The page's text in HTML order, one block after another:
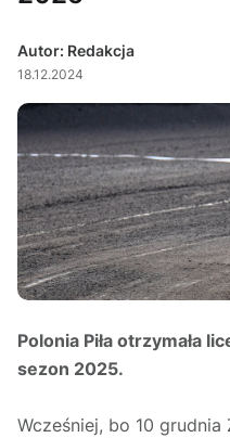
Autor: Redakcja
18.12.2024
Polonia Piła otrzymała
sezon 2025.
Wcześniej, bo 10 grudnia